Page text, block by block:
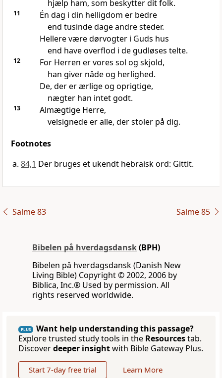
hjælp ham, som beskytter dit folk.
11
Én dag i din helligdom er bedre
end tusinde dage andre steder.
Hellere være dørvogter i Guds hus
end have overflod i de gudløses telte.
12
For Herren er vores sol og skjold,
han giver nåde og herlighed.
De, der er ærlige og oprigtige,
nægter han intet godt.
13
Almægtige Herre,
velsignede er alle, der stoler på dig.
Footnotes
84,1 Der bruges et ukendt hebraisk ord: Gittit.
Salme 83 Salme 85
Bibelen på hverdagsdansk(BPH)
Bibelen på hverdagsdansk (Danish New
Living Bible) Copyright © 2002, 2006 by
Biblica, Inc.® Used by permission. All
rights reserved worldwide.
PLUS
Want help understanding this passage?
Explore trusted study tools in the Resourcestab.
Discoverdeeper insightwith Bible Gateway Plus.
Start 7-day free trial Learn More